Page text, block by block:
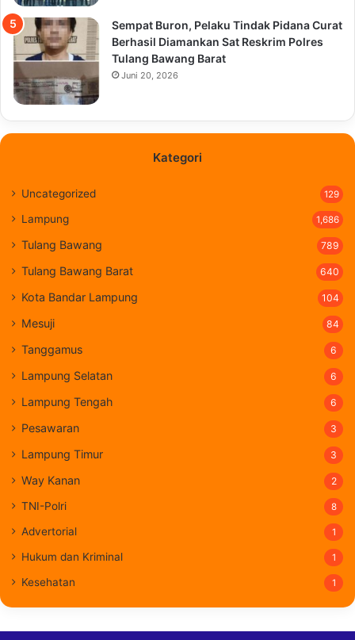
Sempat Buron, Pelaku Tindak Pidana Curat
Berhasil Diamankan Sat Reskrim Polres
Tulang Bawang Barat
Juni 20, 2026
Kategori
Uncategorized 129
Lampung 1,686
Tulang Bawang 789
Tulang Bawang Barat 640
Kota Bandar Lampung 104
Mesuji 84
Tanggamus 6
Lampung Selatan 6
Lampung Tengah 6
Pesawaran 3
Lampung Timur 3
Way Kanan 2
TNI-Polri 8
Advertorial 1
Hukum dan Kriminal 1
Kesehatan 1